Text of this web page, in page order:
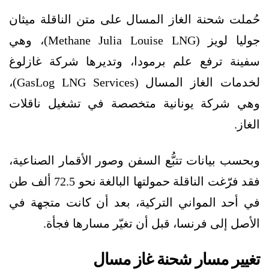
حُملت شحنة الغاز المسال على متن الناقلة ميثان
جوليا لويز (Methane Julia Louise LNG)، وهي
سفينة ترفع علم برمودا، وتديرها شركة غازلوغ
لخدمات الغاز المسال (GasLog LNG Services)،
وهي شركة يونانية متخصصة في تشغيل ناقلات
الغاز.
وبحسب بيانات تتبُّع السفن وصور الأقمار الصناعية،
فقد فرّغت الناقلة حمولتها البالغة نحو 72.5 ألف طن
في أحد المواني التركية، بعد أن كانت متجهة في
الأصل إلى فرنسا، قبل أن تغيّر مسارها فجأة.
تغيير مسار شحنة غاز مسال